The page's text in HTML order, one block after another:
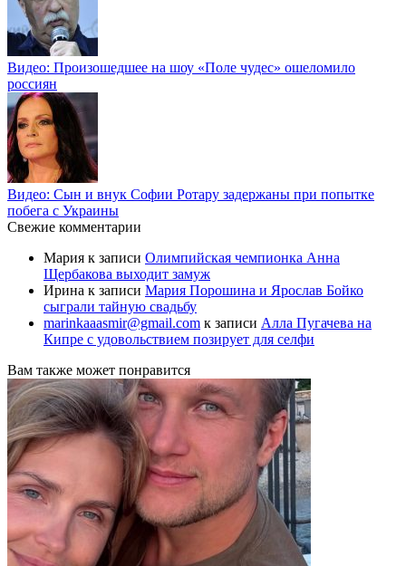
Видео: Произошедшее на шоу «Поле чудес» ошеломило
россиян
Видео: Сын и внук Софии Ротару задержаны при попытке
побега с Украины
Свежие комментарии
Мария к записи Олимпийская чемпионка Анна
Щербакова выходит замуж
Ирина к записи Мария Порошина и Ярослав Бойко
сыграли тайную свадьбу
marinkaaasmir@gmail.com к записи Алла Пугачева на
Кипре с удовольствием позирует для селфи
Вам также может понравится